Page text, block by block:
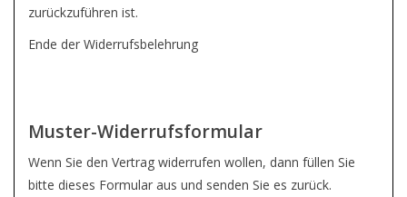
zurückzuführen ist.
Ende der Widerrufsbelehrung
Muster-Widerrufsformular
Wenn Sie den Vertrag widerrufen wollen, dann füllen Sie
bitte dieses Formular aus und senden Sie es zurück.